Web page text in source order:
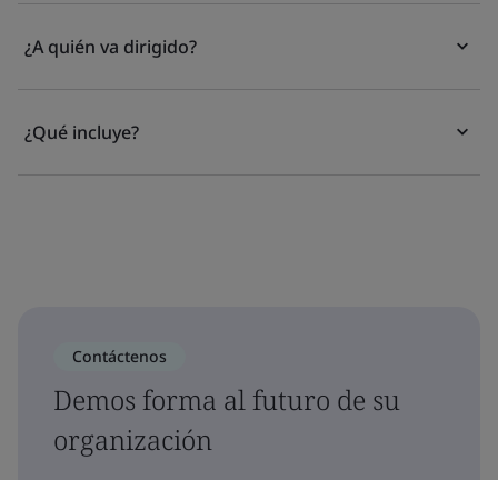
¿A quién va dirigido?
¿Qué incluye?
Contáctenos
Demos forma al futuro de su
organización